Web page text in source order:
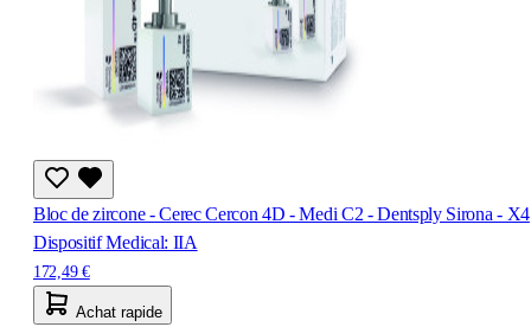
Bloc de zircone - Cerec Cercon 4D - Medi C2 - Dentsply Sirona - X4
Dispositif Medical: IIA
172,49 €
Achat rapide